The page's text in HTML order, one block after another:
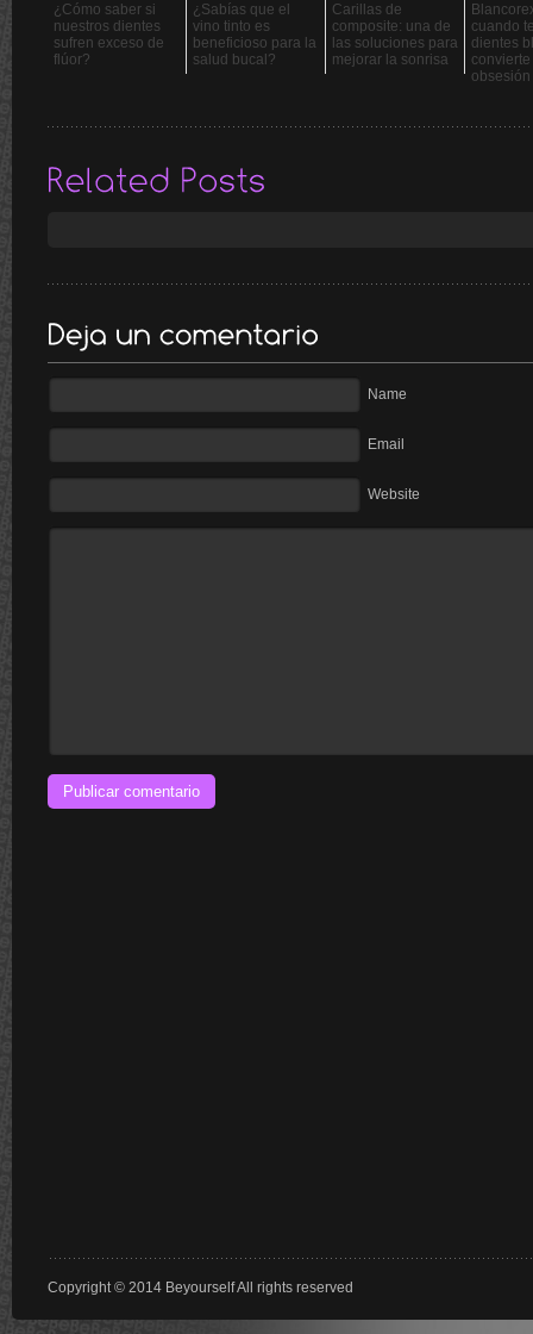
¿Cómo saber si
nuestros dientes
sufren exceso de
flúor?
¿Sabías que el
vino tinto es
beneficioso para la
salud bucal?
Carillas de
composite: una de
las soluciones para
mejorar la sonrisa
cuando
dientes
obsesión
Name
Email
Website
Copyright © 2014 Beyourself All rights reserved